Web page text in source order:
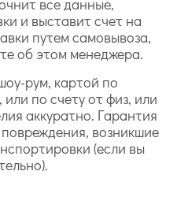
и выставит счет на
путем самовывоза,
об этом менеджера.
рум, картой по
по счету от физ, или
аккуратно. Гарантия
возникшие
(если вы